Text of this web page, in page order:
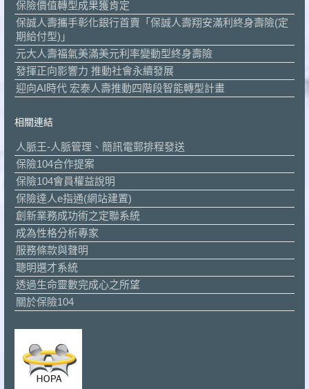
保險價值轉型成果獲肯定
保誠人壽攜手彰化銀行首賣「保誠人壽翔安滿利終身壽險(定
期給付型)」
元大人壽福氣美滿美元利率變動型終身壽險
發揮正向影響力 推動社會永續發展
迎向AI時代 宏泰人壽推動四階段智能轉型計畫
相關連結
人脈王-人脈管理、簡訊電郵排程發送
保險104合作提案
保險104會員權益說明
保險達人e指通(網站建置)
創新業務成功術之定聯系統
成為性格分析專家
服務條款與聲明
聰明選才系統
透過生命靈數完成心之所望
關於保險104